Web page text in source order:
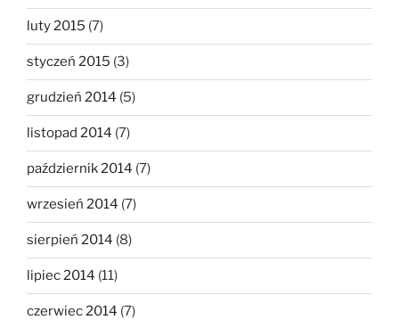
luty 2015 (7)
styczeń 2015 (3)
grudzień 2014 (5)
listopad 2014 (7)
październik 2014 (7)
wrzesień 2014 (7)
sierpień 2014 (8)
lipiec 2014 (11)
czerwiec 2014 (7)